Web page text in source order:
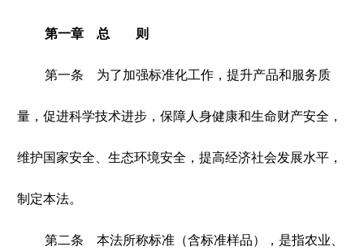
第一章 总 则
第一条 为了加强标准化工作，提升产品和服务质
量，促进科学技术进步，保障人身健康和生命财产安全，
维护国家安全、生态环境安全，提高经济社会发展水平，
制定本法。
第二条 本法所称标准（含标准样品），是指农业、